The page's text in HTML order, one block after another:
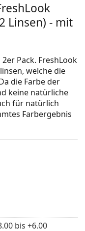
Linsen) - mit
Pack. FreshLook
welche die
die Farbe der
keine natürliche
für natürlich
Farbergebnis
den Schutz der
Die
UV Filter verfügt,
sind nur die
bis +6.00